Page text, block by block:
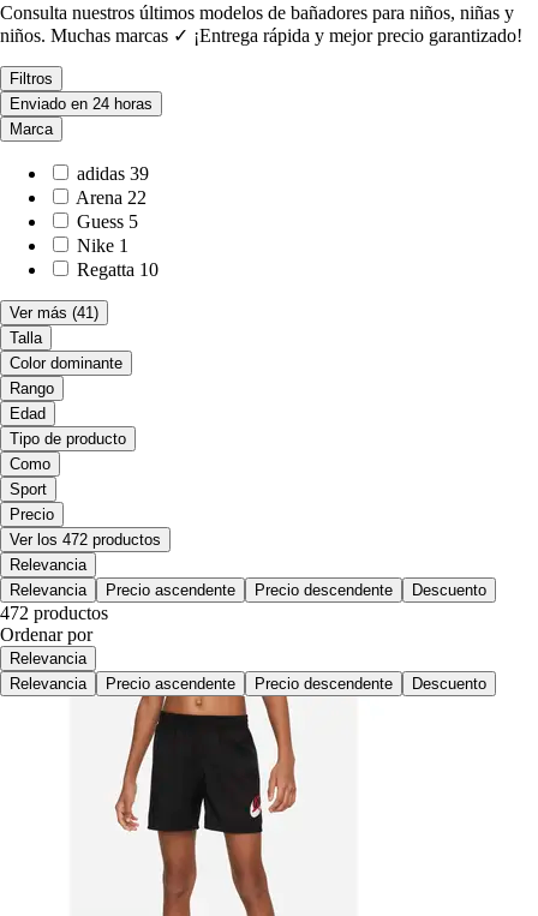
Consulta nuestros últimos modelos de bañadores para niños, niñas y
niños. Muchas marcas ✓ ¡Entrega rápida y mejor precio garantizado!
Filtros
Enviado en 24 horas
Marca
adidas 39
Arena 22
Guess 5
Nike 1
Regatta 10
Ver más (41)
Talla
Color dominante
Rango
Edad
Tipo de producto
Como
Sport
Precio
Ver los 472 productos
Relevancia
Relevancia
Precio ascendente Precio descendente Descuento
472 productos
Ordenar por
Relevancia
Relevancia
Precio ascendente Precio descendente Descuento